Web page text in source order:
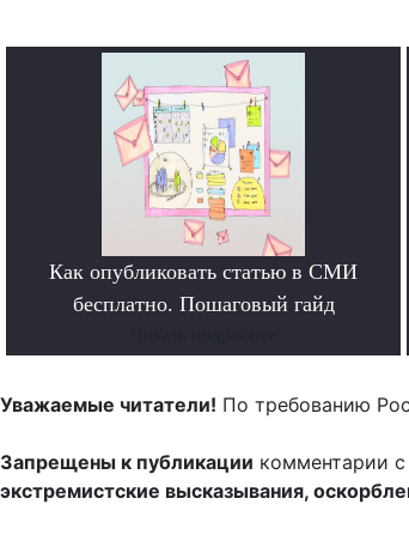
Как опубликовать статью в СМИ
бесплатно. Пошаговый гайд
Уважаемые читатели! По требованию
Запрещены к публикации комментарии с
экстремистские высказывания,